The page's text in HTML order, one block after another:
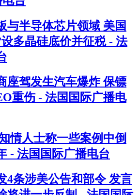
与半导体芯片领域 美国
多晶硅底价并征税 - 法
座驾发生汽车爆炸 保镖
重伤 - 法国国际广播电
情人士称一些案例中倒
- 法国国际广播电台
4条涉美公告和部令 发言